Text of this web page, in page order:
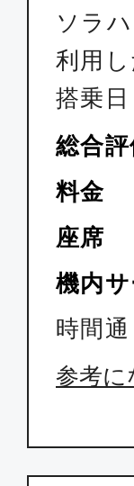
ソラ
利用
搭乗
総合評
料金
座席
機内
時間
参考に